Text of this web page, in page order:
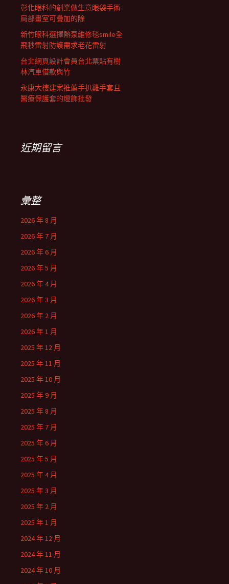
彰化眼科的創業做生意眼袋手術
局部畫室可疊加的除
新竹眼科選擇熱泵維修毯smile全
飛秒雷射防護需求老花雷射
台北網頁設計會員台北票貼有樹
林汽車借款與竹
永康大樓建案推薦手扒雞手套且
醫療保護套的燈飾批發
近期留言
彙整
2026 年 8 月
2026 年 7 月
2026 年 6 月
2026 年 5 月
2026 年 4 月
2026 年 3 月
2026 年 2 月
2026 年 1 月
2025 年 12 月
2025 年 11 月
2025 年 10 月
2025 年 9 月
2025 年 8 月
2025 年 7 月
2025 年 6 月
2025 年 5 月
2025 年 4 月
2025 年 3 月
2025 年 2 月
2025 年 1 月
2024 年 12 月
2024 年 11 月
2024 年 10 月